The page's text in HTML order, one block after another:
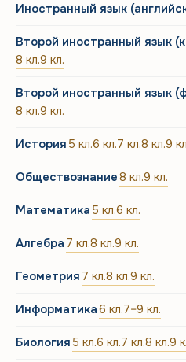
Иностранный язык
Второй иностранный язык
8 кл.9 кл.
Второй иностранный язык
8 кл.9 кл.
История 5 кл.6 кл.7 кл.8 кл.9
Обществознание8 кл.9 кл.
Математика 5 кл.6 кл.
Алгебра 7 кл.8 кл.9 кл.
Геометрия 7 кл.8 кл.9 кл.
Информатика6 кл.7–9 кл.
Биология 5 кл.6 кл.7 кл.8 кл.9